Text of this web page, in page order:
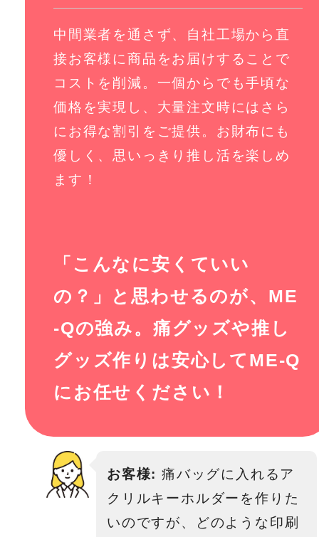
中間業者を通さず、自社工場から直
接お客様に商品をお届けすることで
コストを削減。一個からでも手頃な
価格を実現し、大量注文時にはさら
にお得な割引をご提供。お財布にも
優しく、思いっきり推し活を楽しめ
ます！
「こんなに安くていい
の？」と思わせるのが、ME
-Qの強み。痛グッズや推し
グッズ作りは安心してME-Q
にお任せください！
お客様: 痛バッグに入れるア
クリルキーホルダーを作りた
いのですが、どのような印刷